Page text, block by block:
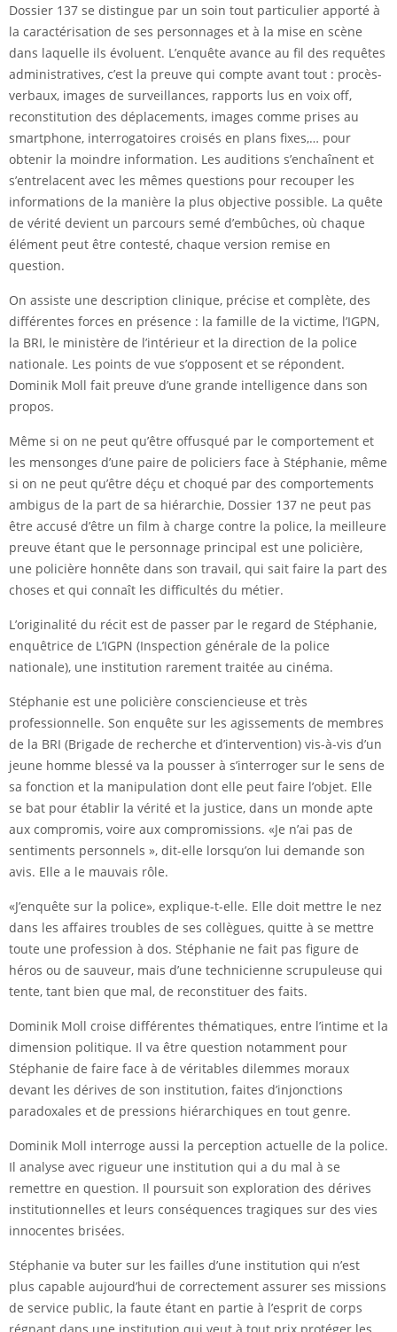
Dossier 137 se distingue par un soin tout particulier apporté à
la caractérisation de ses personnages et à la mise en scène
dans laquelle ils évoluent. L’enquête avance au fil des requêtes
administratives, c’est la preuve qui compte avant tout : procès-
verbaux, images de surveillances, rapports lus en voix off,
reconstitution des déplacements, images comme prises au
smartphone, interrogatoires croisés en plans fixes,… pour
obtenir la moindre information. Les auditions s’enchaînent et
s’entrelacent avec les mêmes questions pour recouper les
informations de la manière la plus objective possible. La quête
de vérité devient un parcours semé d’embûches, où chaque
élément peut être contesté, chaque version remise en
question.
On assiste une description clinique, précise et complète, des
différentes forces en présence : la famille de la victime, l’IGPN,
la BRI, le ministère de l’intérieur et la direction de la police
nationale. Les points de vue s’opposent et se répondent.
Dominik Moll fait preuve d’une grande intelligence dans son
propos.
Même si on ne peut qu’être offusqué par le comportement et
les mensonges d’une paire de policiers face à Stéphanie, même
si on ne peut qu’être déçu et choqué par des comportements
ambigus de la part de sa hiérarchie, Dossier 137 ne peut pas
être accusé d’être un film à charge contre la police, la meilleure
preuve étant que le personnage principal est une policière,
une policière honnête dans son travail, qui sait faire la part des
choses et qui connaît les difficultés du métier.
L’originalité du récit est de passer par le regard de Stéphanie,
enquêtrice de L’IGPN (Inspection générale de la police
nationale), une institution rarement traitée au cinéma.
Stéphanie est une policière consciencieuse et très
professionnelle. Son enquête sur les agissements de membres
de la BRI (Brigade de recherche et d’intervention) vis-à-vis d’un
jeune homme blessé va la pousser à s’interroger sur le sens de
sa fonction et la manipulation dont elle peut faire l’objet. Elle
se bat pour établir la vérité et la justice, dans un monde apte
aux compromis, voire aux compromissions. «Je n’ai pas de
sentiments personnels », dit-elle lorsqu’on lui demande son
avis. Elle a le mauvais rôle.
«J’enquête sur la police», explique-t-elle. Elle doit mettre le nez
dans les affaires troubles de ses collègues, quitte à se mettre
toute une profession à dos. Stéphanie ne fait pas figure de
héros ou de sauveur, mais d’une technicienne scrupuleuse qui
tente, tant bien que mal, de reconstituer des faits.
Dominik Moll croise différentes thématiques, entre l’intime et la
dimension politique. Il va être question notamment pour
Stéphanie de faire face à de véritables dilemmes moraux
devant les dérives de son institution, faites d’injonctions
paradoxales et de pressions hiérarchiques en tout genre.
Dominik Moll interroge aussi la perception actuelle de la police.
Il analyse avec rigueur une institution qui a du mal à se
remettre en question. Il poursuit son exploration des dérives
institutionnelles et leurs conséquences tragiques sur des vies
innocentes brisées.
Stéphanie va buter sur les failles d’une institution qui n’est
plus capable aujourd’hui de correctement assurer ses missions
de service public, la faute étant en partie à l’esprit de corps
régnant dans une institution qui veut à tout prix protéger les